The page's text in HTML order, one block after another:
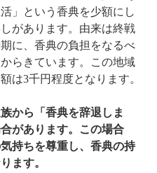
」という香典を少額にし
があります。由来は終戦
に、香典の負担をなるべ
らきています。この地域
は3千円程度となります。
から「香典を辞退しま
があります。この場合
持ちを尊重し、香典の持
ます。